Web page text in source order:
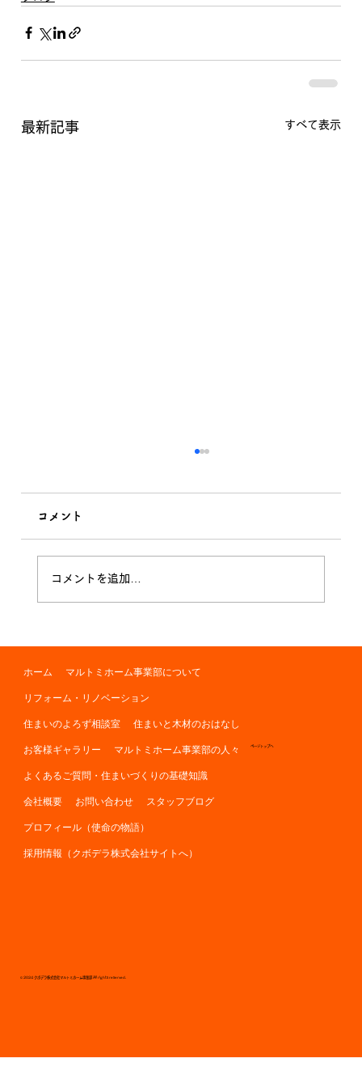
最新記事 すべて表示
コメント
コメントを追加…
© 2024 クボデラ株式会社マルトミホーム事業部 All rights reserved.
ホーム マルトミホーム事業部について
リフォーム・リノベーション
住まいのよろず相談室 住まいと木材のおはなし
お客様ギャラリー マルトミホーム事業部の人々
よくあるご質問・住まいづくりの基礎知識
会社概要 お問い合わせ スタッフブログ
プロフィール（使命の物語）
採用情報（クボデラ株式会社サイトへ）
ページトップへ